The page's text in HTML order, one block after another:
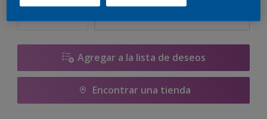
Agregar a la lista de deseos
Encontrar una tienda